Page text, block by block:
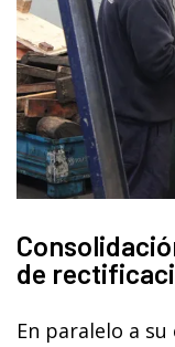
de
En paralelo a